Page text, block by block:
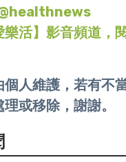
活】影音頻道，
人維護，若有不
或移除，謝謝。